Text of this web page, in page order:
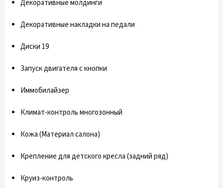
Декоративные молдинги
Декоративные накладки на педали
Диски 19
Запуск двигателя с кнопки
Иммобилайзер
Климат-контроль многозонный
Кожа (Материал салона)
Крепление для детского кресла (задний ряд)
Круиз-контроль